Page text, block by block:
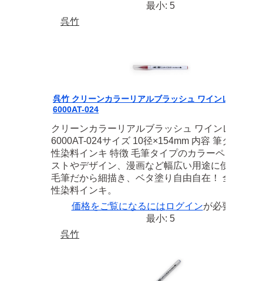
最小: 5
呉竹
呉竹 クリーンカラーリアルブラッシュ ワインレッド RB-
6000AT-024
クリーンカラーリアルブラッシュ ワインレッド
6000AT-024サイズ 10径×154mm 内容 筆タイプ 水
性染料インキ 特徴 毛筆タイプのカラーペン。 イ
ストやデザイン、漫画など幅広い用途に使えます
毛筆だから細描き、ベタ塗り自由自在！ 全48色水
性染料インキ。
価格をご覧になるには ログインが必要です
最小: 5
呉竹